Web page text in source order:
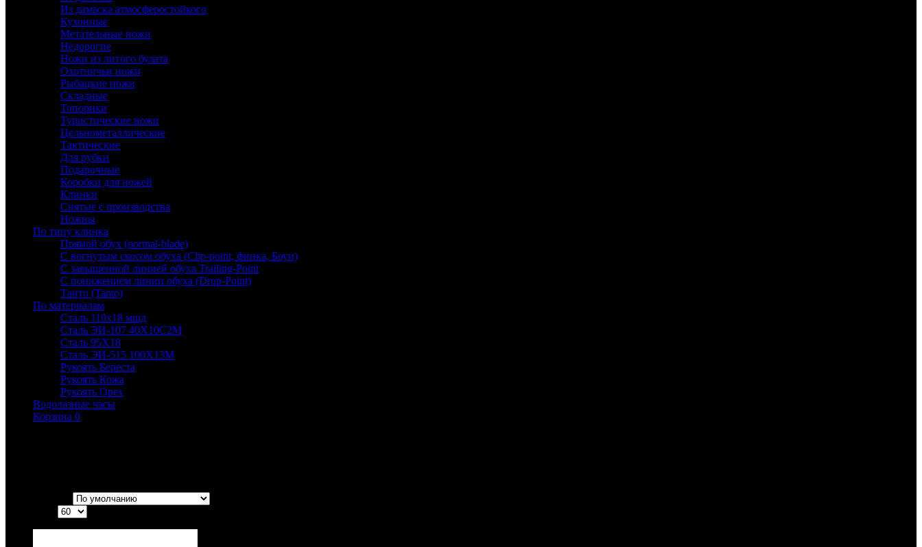
Из дамаска атмосферостойкого
Кухонные
Метательные ножи
Недорогие
Ножи из литого булата
Охотничьи ножи
Рыбацкие ножи
Складные
Топорики
Туристические ножи
Цельнометаллические
Тактические
Для рубки
Подарочные
Коробки для ножей
Клинки
Снятые с производства
Ножны
По типу клинка
Прямой обух (normal-blade)
С вогнутым скосом обуха (Clip-point, финка, Боуи)
С завышенной линией обуха Trailing-Point
С понижением линии обуха (Drop-Point)
Танто (Tanto)
По материалам
Сталь 110х18 мшд
Сталь ЭИ-107 40Х10С2М
Сталь 95Х18
Сталь ЭИ-515 100Х13М
Рукоять Береста
Рукоять Кожа
Рукоять Орех
Водолазные часы
Корзина 0